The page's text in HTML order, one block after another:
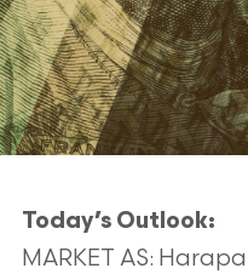
Today’s Outlook:
MARKET AS: